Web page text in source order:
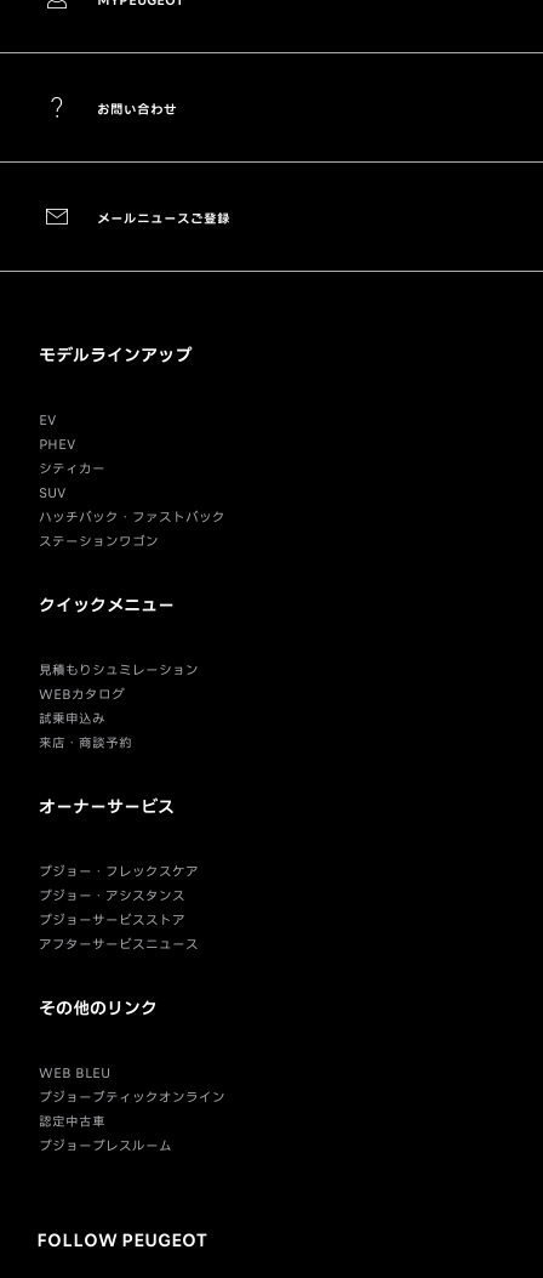
お問い合わせ
メールニュースご登録
モデルラインアップ
EV
PHEV
シティカー
SUV
ハッチバック・ファストバック
ステーションワゴン
クイックメニュー
見積もりシュミレーション
WEBカタログ
試乗申込み
来店・商談予約
オーナーサービス
プジョー・フレックスケア
プジョー・アシスタンス
プジョーサービスストア
アフターサービスニュース
その他のリンク
WEB BLEU
プジョーブティックオンライン
認定中古車
プジョープレスルーム
FOLLOW PEUGEOT